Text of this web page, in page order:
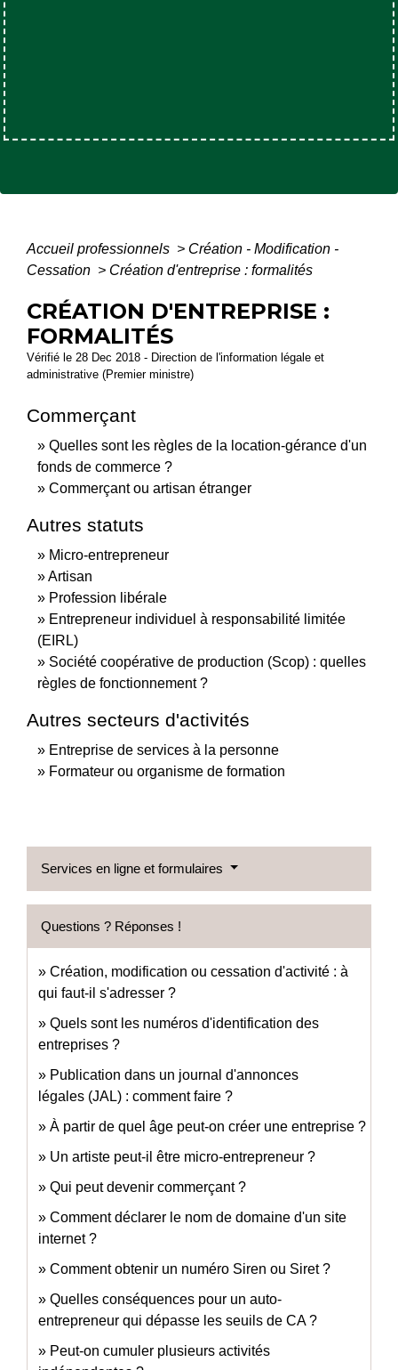
Accueil professionnels > Création - Modification -
Cessation > Création d'entreprise : formalités
CRÉATION D'ENTREPRISE :
FORMALITÉS
Vérifié le 28 Dec 2018 - Direction de l'information légale et
administrative (Premier ministre)
Commerçant
Quelles sont les règles de la location-gérance d'un
fonds de commerce ?
Commerçant ou artisan étranger
Autres statuts
Micro-entrepreneur
Artisan
Profession libérale
Entrepreneur individuel à responsabilité limitée
(EIRL)
Société coopérative de production (Scop) : quelles
règles de fonctionnement ?
Autres secteurs d'activités
Entreprise de services à la personne
Formateur ou organisme de formation
Services en ligne et formulaires
Questions ? Réponses !
Création, modification ou cessation d'activité : à
qui faut-il s'adresser ?
Quels sont les numéros d'identification des
entreprises ?
Publication dans un journal d'annonces
légales (JAL) : comment faire ?
À partir de quel âge peut-on créer une entreprise ?
Un artiste peut-il être micro-entrepreneur ?
Qui peut devenir commerçant ?
Comment déclarer le nom de domaine d'un site
internet ?
Comment obtenir un numéro Siren ou Siret ?
Quelles conséquences pour un auto-
entrepreneur qui dépasse les seuils de CA ?
Peut-on cumuler plusieurs activités